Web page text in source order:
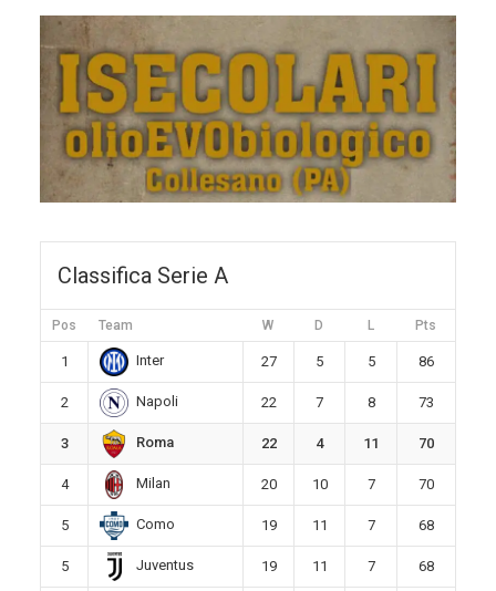
Classifica Serie A
Pos Team W D L Pts
1 Inter 27 5 5 86
2 Napoli 22 7 8 73
3 Roma 22 4 11 70
4 Milan 20 10 7 70
5 Como 19 11 7 68
5 Juventus 19 11 7 68